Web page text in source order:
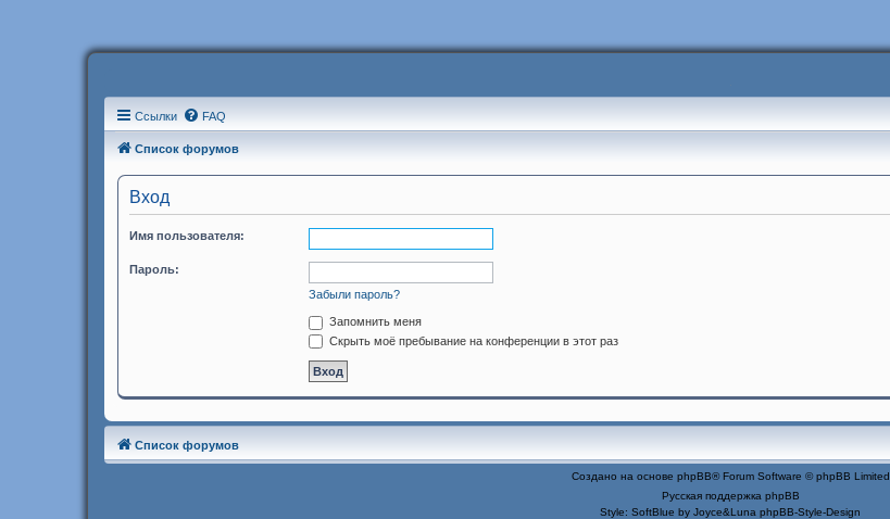
Ссылки FAQ
Список форумов
Вход
Имя пользователя:
Пароль:
Забыли пароль?
Запомнить меня
Скрыть моё пребывание на конференции в этот раз
Список форумов
Создано на основе phpBB® Forum Software © phpBB Limited
Русская поддержка phpBB
Style: SoftBlue by Joyce&Luna phpBB-Style-Design